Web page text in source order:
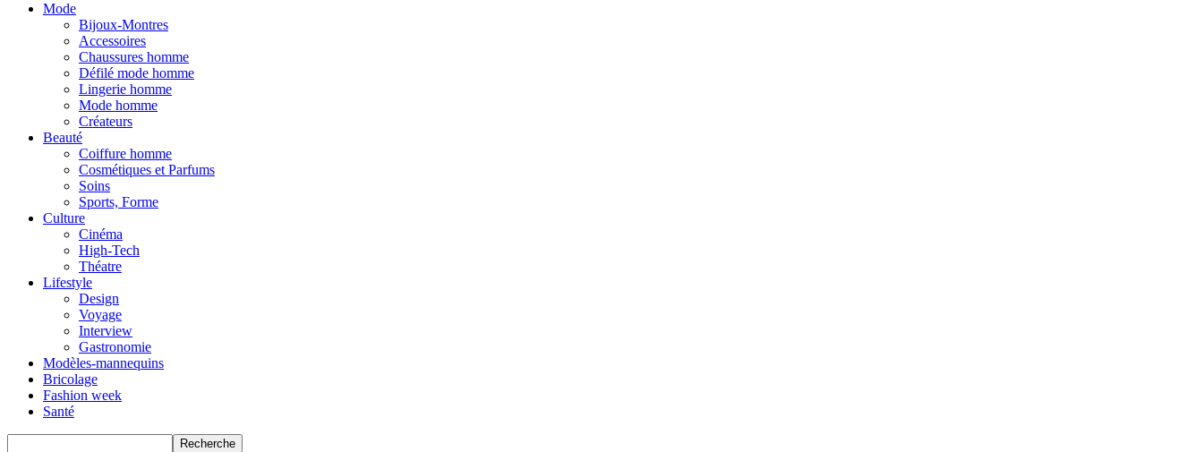
Mode
Bijoux-Montres
Accessoires
Chaussures homme
Défilé mode homme
Lingerie homme
Mode homme
Créateurs
Beauté
Coiffure homme
Cosmétiques et Parfums
Soins
Sports, Forme
Culture
Cinéma
High-Tech
Théatre
Lifestyle
Design
Voyage
Interview
Gastronomie
Modèles-mannequins
Bricolage
Fashion week
Santé